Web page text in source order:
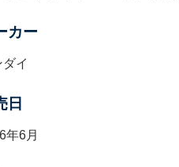
カー
イ
日
年6月